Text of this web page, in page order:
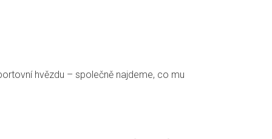
hvězdu – společně najdeme, co mu